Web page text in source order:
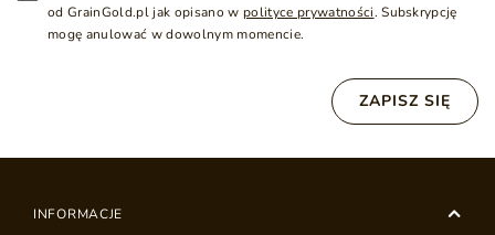
od GrainGold.pl jak opisano w polityce prywatności. Subskrypcję
mogę anulować w dowolnym momencie.
ZAPISZ SIĘ
INFORMACJE